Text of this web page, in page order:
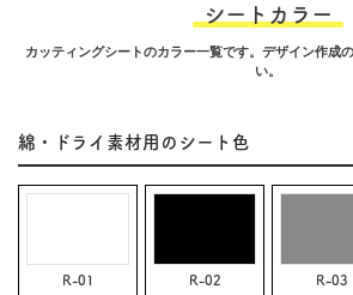
シートカラー
カッティングシートのカラー一覧です。デザイン作成
い。
綿・ドライ素材用のシート色
R-01
R-02
R-03